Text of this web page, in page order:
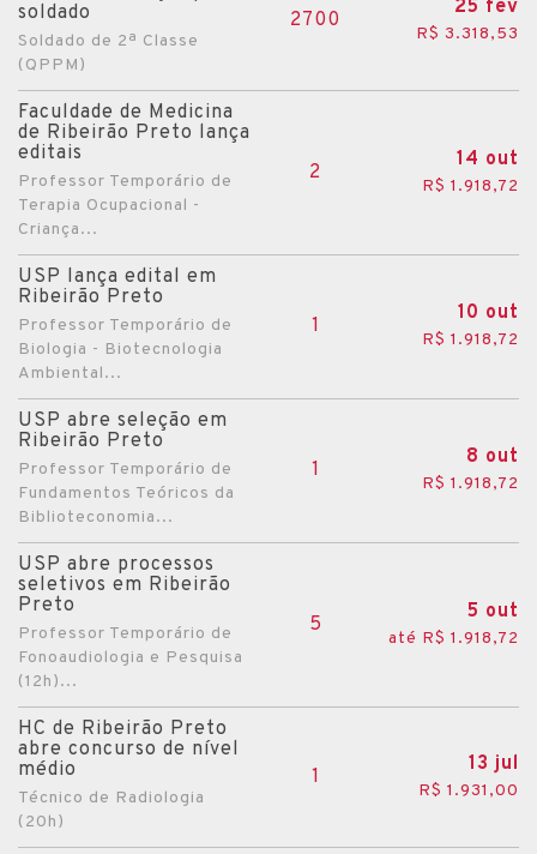
soldado
Soldado de 2ª Classe
(QPPM)
2700
25 fev
R$ 3.318,53
Faculdade de Medicina
de Ribeirão Preto lança
editais
Professor Temporário de
Terapia Ocupacional -
Criança...
2
14 out
R$ 1.918,72
USP lança edital em
Ribeirão Preto
Professor Temporário de
Biologia - Biotecnologia
Ambiental...
1
10 out
R$ 1.918,72
USP abre seleção em
Ribeirão Preto
Professor Temporário de
Fundamentos Teóricos da
Biblioteconomia...
1
8 out
R$ 1.918,72
USP abre processos
seletivos em Ribeirão
Preto
Professor Temporário de
Fonoaudiologia e Pesquisa
(12h)...
5
5 out
até R$ 1.918,72
HC de Ribeirão Preto
abre concurso de nível
médio
Técnico de Radiologia
(20h)
1
13 jul
R$ 1.931,00